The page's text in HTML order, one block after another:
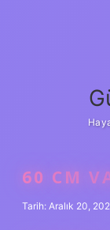
60 CM
Tarih: Aralık 20,